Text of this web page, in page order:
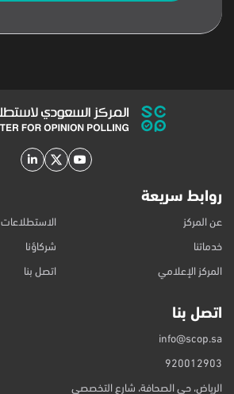
روابط سريعة
عن المركز الاستطلاعات
خدماتنا شركاؤنا
المركز الإعلامي اتصل بنا
اتصل بنا
info@scop.sa
920012903
الرياض، حي الصحافة، شارع التخصصي